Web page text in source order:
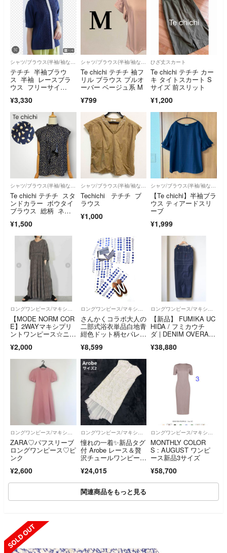
シャツ/ブラウス(半袖/袖なし)
テチチ 半袖ブラウ
ス 半袖 レースブラ
ウス フリーサイ
¥3,330
シャツ/ブラウス(半袖/袖なし)
Te chichi テチチ 袖フ
リル ブラウス プルオ
ーバー ベージュ系 M
¥799
ひざ丈スカート
Te chichi テチチ カー
キ タイトスカート S
サイズ 前スリット
¥1,200
シャツ/ブラウス(半袖/袖なし)
Te chichi テチチ スタ
ンドカラー ボウタイ
ブラウス 総柄 ネイ
¥1,500
シャツ/ブラウス(半袖/袖なし)
Techichi テチチ ブ
ラウス
¥1,000
シャツ/ブラウス(半袖/袖なし)
【Te chichi】半袖ブラ
ウス ティアードスリ
ーブ
¥1,999
ロングワンピース/マキシワンピース
【MODE NORM COR
E】2WAYマキシプリ
ントワンピース☆ニコ
¥2,000
ロングワンピース/マキシワンピース
さんかくコラボ大人の
二部式浴衣単品白地青
紺色ドット柄セパレー
¥8,599
ロングワンピース/マキシワンピース
【新品】 FUMIKA UC
HIDA / フミカウチ
ダ | DENIM OVERAL
ワンピース
¥38,880
ロングワンピース/マキシワンピース
ZARA♡パフスリーブ
ロングワンピース♡ピ
ンク
¥2,600
ロングワンピース/マキシワンピース
憧れの一着✨新品タグ
付 Arobe レース＆贅
沢チュールワンピー
¥24,015
ロングワンピース/マキシワンピース
MONTHLY COLOR
S : AUGUST ワンピ
ース新品3サイズ
¥58,700
関連商品をもっと見る